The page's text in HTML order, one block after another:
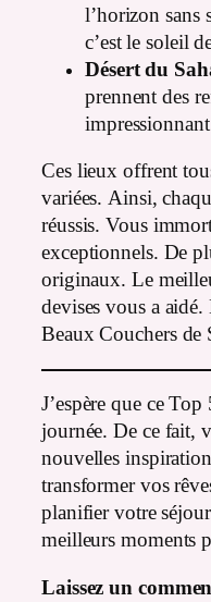
l’horizon sans
c’est le soleil
Désert du
prennent des
Ces lieux offrent
variées. Ainsi,
réussis. Vous
exceptionnels. De
originaux. Le
devises vous a
Beaux Couchers de
J’espère que ce
journée. De ce fait,
nouvelles
transformer vos
planifier votre
meilleurs moments
Laissez un